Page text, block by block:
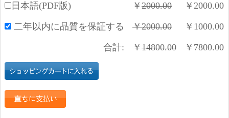
日本語(PDF版) ￥ 2000.00 ￥ 2000.00
二年以内に品質を保証する ￥2000.00 ￥ 1000.00
合計: ￥ 14800.00 ￥ 7800.00